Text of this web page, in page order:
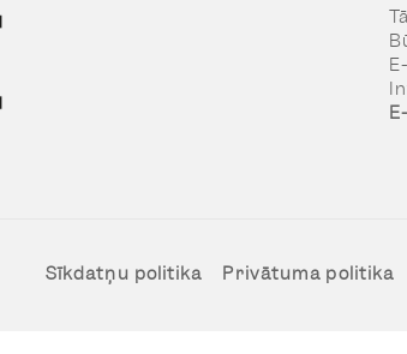
Sīkdatņu politika Privātuma politika